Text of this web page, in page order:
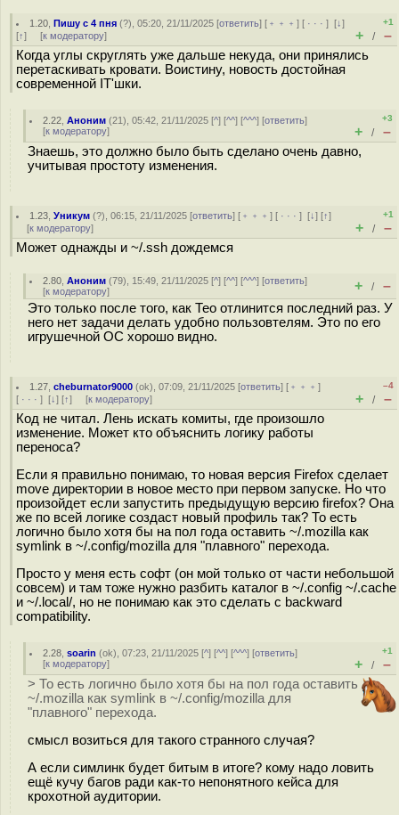
1.20 ,Пишу с 4 пня (?), 05:20, 21/11/2025 [ответить] [ ﹢﹢﹢] [ · · ·][↓]
[↑] [к модератору]
+1
+ / –
Когда углы скруглять уже дальше некуда, они принялись
перетаскивать кровати. Воистину, новость достойная
современной IT'шки.
2.22 ,Аноним (21), 05:42, 21/11/2025 [^] [^^] [^^^] [ответить]
[к модератору]
+3
+ / –
Знаешь, это должно было быть сделано очень давно,
учитывая простоту изменения.
1.23 ,Уникум (?), 06:15, 21/11/2025 [ответить] [ ﹢﹢﹢] [ · · ·][↓] [↑]
[к модератору]
+1
+ / –
Может однажды и ~/.ssh дождемся
2.80 ,Аноним (79), 15:49, 21/11/2025 [^] [^^] [^^^] [ответить]
[к модератору] + / –
Это только после того, как Тео отлинится последний раз. У
него нет задачи делать удобно пользовтелям. Это по его
игрушечной ОС хорошо видно.
1.27 ,cheburnator9000 (ok), 07:09, 21/11/2025 [ответить] [ ﹢﹢﹢]
[ · · · ] [↓] [↑] [к модератору]
–4
+ / –
Код не читал. Лень искать комиты, где произошло
изменение. Может кто объяснить логику работы
переноса?
Если я правильно понимаю, то новая версия Firefox сделает
move директории в новое место при первом запуске. Но что
произойдет если запустить предыдущую версию firefox? Она
же по всей логике создаст новый профиль так? То есть
логично было хотя бы на пол года оставить ~/.mozilla как
symlink в ~/.config/mozilla для "плавного" перехода.
Просто у меня есть софт (он мой только от части небольшой
совсем) и там тоже нужно разбить каталог в ~/.config ~/.cache
и ~/.local/, но не понимаю как это сделать с backward
compatibility.
2.28 ,soarin (ok), 07:23, 21/11/2025 [^] [^^] [^^^] [ответить]
[к модератору]
+1
+ / –
> То есть логично было хотя бы на пол года оставить
~/.mozilla как symlink в ~/.config/mozilla для
"плавного" перехода.
смысл возиться для такого странного случая?
А если симлинк будет битым в итоге? кому надо ловить
ещё кучу багов ради как-то непонятного кейса для
крохотной аудитории.